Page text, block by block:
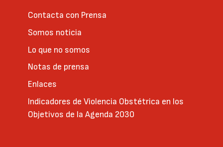
Contacta con Prensa
Somos noticia
Lo que no somos
Notas de prensa
Enlaces
Indicadores de Violencia Obstétrica en los
Objetivos de la Agenda 2030